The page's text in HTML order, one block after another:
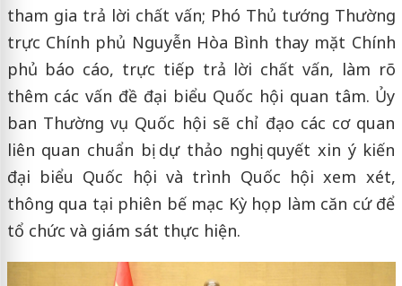
tham gia trả lời chất vấn; Phó Thủ tướng Thường
trực Chính phủ Nguyễn Hòa Bình thay mặt Chính
phủ báo cáo, trực tiếp trả lời chất vấn, làm rõ
thêm các vấn đề đại biểu Quốc hội quan tâm. Ủy
ban Thường vụ Quốc hội sẽ chỉ đạo các cơ quan
liên quan chuẩn bị dự thảo nghị quyết xin ý kiến
đại biểu Quốc hội và trình Quốc hội xem xét,
thông qua tại phiên bế mạc Kỳ họp làm căn cứ để
tổ chức và giám sát thực hiện.